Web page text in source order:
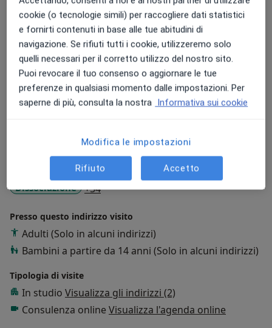
l'ospedale Universitario di Padova, integrando le
evidenze scientifiche con la pratica psicologica
quotidiana
AltroSu di me
Aree di competenza principali:
Psicodiagnostica
Disturbi dell'attenzione
Break-down adolescenziale
Problemi comportamentali
Difficoltà relazionali
Dissociazione
+54a11y_sr_more_diseases
Presso questo indirizzo visito
Adulti (Solo in alcuni indirizzi)
Bambini a partire da 14 anni (Solo in alcuni indirizzi)
Tipologia di visite
In studio Visualizza gli indirizzi (2)
Consulenza online Visualizza l'agenda online
cookie (o tecnologie simili) per raccogliere dati statistici
e fornirti contenuti in base alle tue abitudini di
navigazione. Se rifiuti tutti i cookie, utilizzeremo solo
quelli necessari per il corretto utilizzo del nostro sito.
Puoi revocare il tuo consenso o aggiornare le tue
preferenze in qualsiasi momento dalle impostazioni. Per
saperne di più, consulta la nostra Informativa sui cookie
Modifica le impostazioni
Rifiuto Accetto